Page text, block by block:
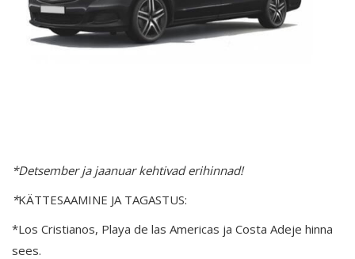
​*Detsember ja jaanuar kehtivad erihinnad!
​*KÄTTESAAMINE JA TAGASTUS:
*Los Cristianos, Playa de las Americas ja Costa Adeje hinna
sees.